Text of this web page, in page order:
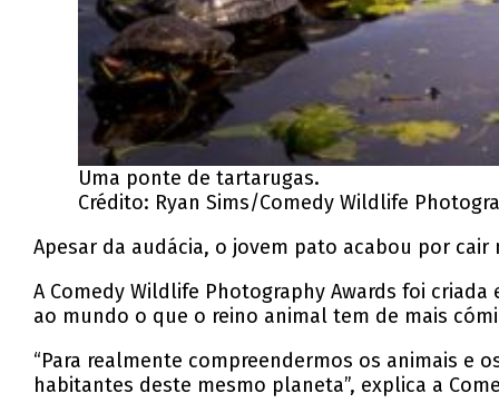
Uma ponte de tartarugas.
Crédito: Ryan Sims/Comedy Wildlife
Apesar da audácia, o jovem pato acabou por
A Comedy Wildlife Photography Awards foi
ao mundo o que o reino animal tem de mais
“Para realmente compreendermos os animais e
habitantes deste mesmo planeta”, explica a